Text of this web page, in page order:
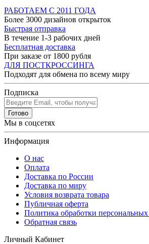
РАБОТАЕМ С 2011 ГОДА
Более 3000 дизайнов открыток
Быстрая отправка
В течение 1-3 рабочих дней
Бесплатная доставка
При заказе от 1800 рубля
ДЛЯ ПОСТКРОССИНГА
Подходят для обмена по всему миру
Подписка
Готово
Мы в соцсетях
Информация
О нас
Оплата
Доставка по России
Доставка по миру
Условия возврата товара
Публичная оферта
Политика обработки
Обратная связь
Личный Кабинет